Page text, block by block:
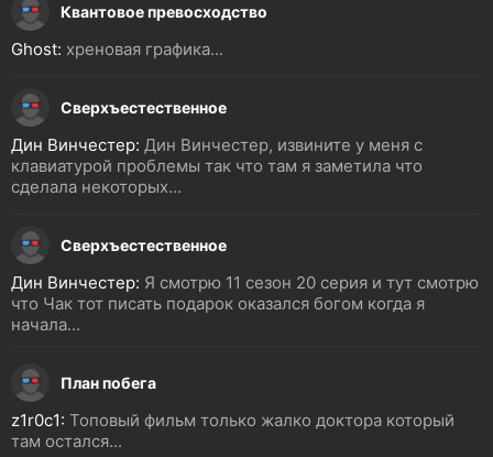
Квантовое превосходство
Ghost: хреновая графика...
Сверхъестественное
Дин Винчестер: Дин Винчестер, извините у меня с
клавиатурой проблемы так что там я заметила что
сделала некоторых...
Сверхъестественное
Дин Винчестер: Я смотрю 11 сезон 20 серия и тут смотрю
что Чак тот писать подарок оказался богом когда я
начала...
План побега
z1r0c1: Топовый фильм только жалко доктора который
там остался...